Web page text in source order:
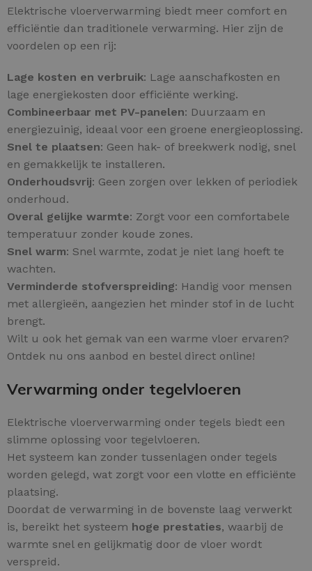
Elektrische vloerverwarming biedt meer comfort en
efficiëntie dan traditionele verwarming. Hier zijn de
voordelen op een rij:
Lage kosten en verbruik: Lage aanschafkosten en
lage energiekosten door efficiënte werking.
Combineerbaar met PV-panelen: Duurzaam en
energiezuinig, ideaal voor een groene energieoplossing.
Snel te plaatsen: Geen hak- of breekwerk nodig, snel
en gemakkelijk te installeren.
Onderhoudsvrij: Geen zorgen over lekken of periodiek
onderhoud.
Overal gelijke warmte: Zorgt voor een comfortabele
temperatuur zonder koude zones.
Snel warm: Snel warmte, zodat je niet lang hoeft te
wachten.
Verminderde stofverspreiding: Handig voor mensen
met allergieën, aangezien het minder stof in de lucht
brengt.
Wilt u ook het gemak van een warme vloer ervaren?
Ontdek nu ons aanbod en bestel direct online!
Verwarming onder tegelvloeren
Elektrische vloerverwarming onder tegels biedt een
slimme oplossing voor tegelvloeren.
Het systeem kan zonder tussenlagen onder tegels
worden gelegd, wat zorgt voor een vlotte en efficiënte
plaatsing.
Doordat de verwarming in de bovenste laag verwerkt
is, bereikt het systeem hoge prestaties, waarbij de
warmte snel en gelijkmatig door de vloer wordt
verspreid.